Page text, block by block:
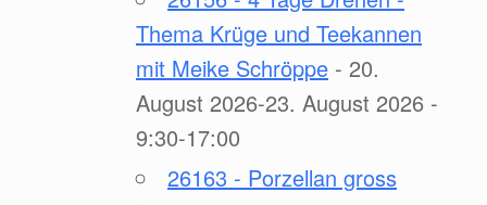
Thema Krüge und Teekannen
mit Meike Schröppe - 20.
August 2026-23. August 2026 -
9:30-17:00
26163 - Porzellan gross